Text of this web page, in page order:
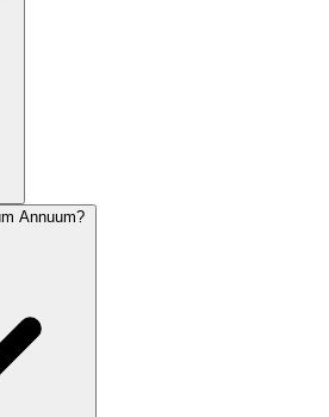
Annuum?